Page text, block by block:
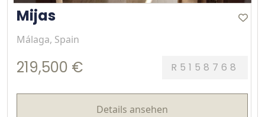
Mijas
Málaga, Spain
219,500 € R5158768
Details ansehen